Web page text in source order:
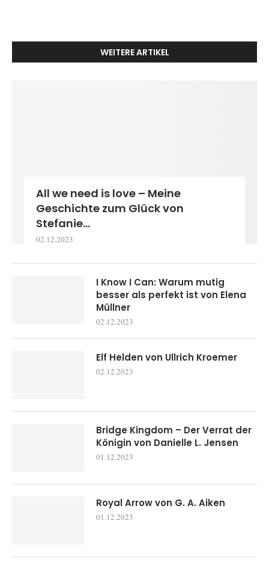
WEITERE ARTIKEL
All we need is love – Meine
Geschichte zum Glück von
Stefanie...
02.12.2023
I Know I Can: Warum mutig
besser als perfekt ist von Elena
Müllner
02.12.2023
Elf Helden von Ullrich Kroemer
02.12.2023
Bridge Kingdom – Der Verrat der
Königin von Danielle L. Jensen
01.12.2023
Royal Arrow von G. A. Aiken
01.12.2023